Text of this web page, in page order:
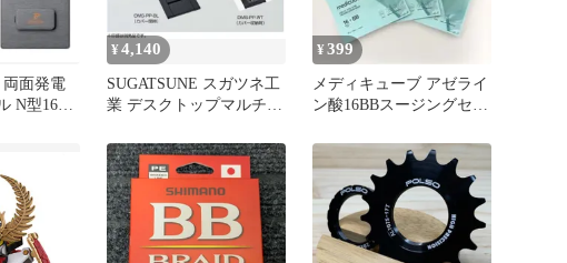
両面発電
N型16BB
¥4,140
SUGATSUNE スガツネ工
業 デスクトップマルチタ
イプ、空き+空き 210-
020-490 DML-BB-WT |
LAMP 取付け カフェ ロ
ッカールーム ホテルロビ
ー 空港ラウンジ オフィ
ス 家具 機器 宿泊施設 店
¥399
メディキューブ アゼライ
ン酸16BBスージングセラ
使用